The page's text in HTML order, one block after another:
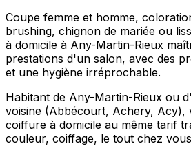
Coupe femme et homme,
brushing, chignon de mariée ou
à domicile à Any-Martin-Rieux
prestations d'un salon, avec des
et une hygiène irréprochable.
Habitant de Any-Martin-Rieux ou
voisine (Abbécourt, Achery, Acy),
coiffure à domicile au même tarif
couleur, coiffage, le tout chez